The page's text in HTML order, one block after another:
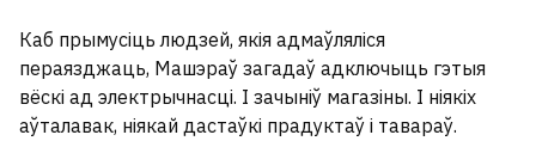
Каб прымусіць людзей, якія адмаўляліся
пераязджаць, Машэраў загадаў адключыць гэтыя
вёскі ад электрычнасці. І зачыніў магазіны. І ніякіх
аўталавак, ніякай дастаўкі прадуктаў і тавараў.